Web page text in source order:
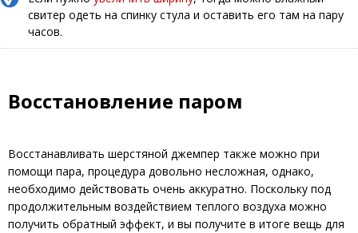
свитер одеть на спинку стула и оставить его там на пару
часов.
Восстановление паром
Восстанавливать шерстяной джемпер также можно при
помощи пара, процедура довольно несложная, однако,
необходимо действовать очень аккуратно. Поскольку под
продолжительным воздействием теплого воздуха можно
получить обратный эффект, и вы получите в итоге вещь для